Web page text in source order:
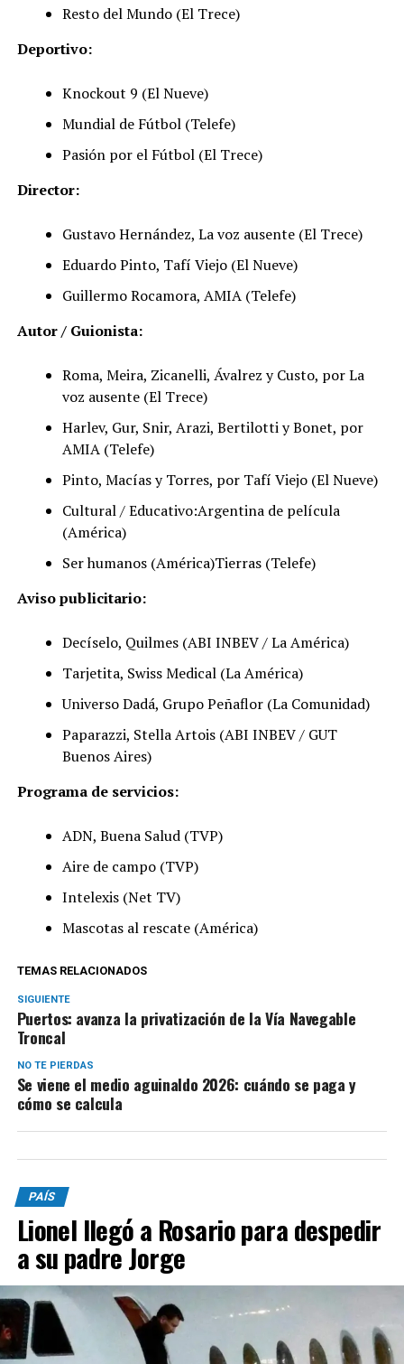
Resto del Mundo (El Trece)
Deportivo:
Knockout 9 (El Nueve)
Mundial de Fútbol (Telefe)
Pasión por el Fútbol (El Trece)
Director:
Gustavo Hernández, La voz ausente (El Trece)
Eduardo Pinto, Tafí Viejo (El Nueve)
Guillermo Rocamora, AMIA (Telefe)
Autor / Guionista:
Roma, Meira, Zicanelli, Ávalrez y Custo, por La
voz ausente (El Trece)
Harlev, Gur, Snir, Arazi, Bertilotti y Bonet, por
AMIA (Telefe)
Pinto, Macías y Torres, por Tafí Viejo (El Nueve)
Cultural / Educativo:Argentina de película
(América)
Ser humanos (América)Tierras (Telefe)
Aviso publicitario:
Decíselo, Quilmes (ABI INBEV / La América)
Tarjetita, Swiss Medical (La América)
Universo Dadá, Grupo Peñaflor (La Comunidad)
Paparazzi, Stella Artois (ABI INBEV / GUT
Buenos Aires)
Programa de servicios:
ADN, Buena Salud (TVP)
Aire de campo (TVP)
Intelexis (Net TV)
Mascotas al rescate (América)
TEMAS RELACIONADOS
SIGUIENTE
Puertos: avanza la privatización de la Vía Navegable
Troncal
NO TE PIERDAS
Se viene el medio aguinaldo 2026: cuándo se paga y
cómo se calcula
PAÍS
Lionel llegó a Rosario para despedir
a su padre Jorge